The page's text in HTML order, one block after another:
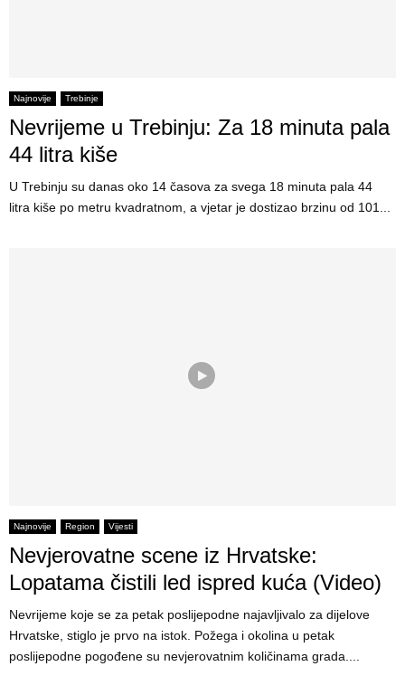
Najnovije Trebinje
Nevrijeme u Trebinju: Za 18 minuta pala
44 litra kiše
U Trebinju su danas oko 14 časova za svega 18 minuta pala 44
litra kiše po metru kvadratnom, a vjetar je dostizao brzinu od 101...
Najnovije Region Vijesti
Nevjerovatne scene iz Hrvatske:
Lopatama čistili led ispred kuća (Video)
Nevrijeme koje se za petak poslijepodne najavljivalo za dijelove
Hrvatske, stiglo je prvo na istok. Požega i okolina u petak
poslijepodne pogođene su nevjerovatnim količinama grada....